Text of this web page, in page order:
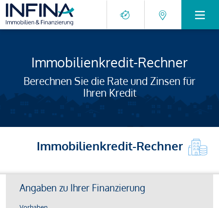
Immobilienkredit-Rechner
Berechnen Sie die Rate und Zinsen für
Ihren Kredit
Immobilienkredit-Rechner